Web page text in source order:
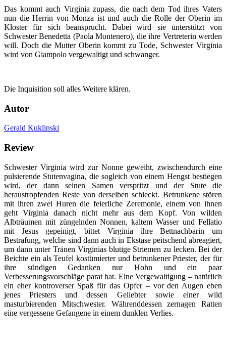
Das kommt auch Virginia zupass, die nach dem Tod ihres Vaters
nun die Herrin von Monza ist und auch die Rolle der Oberin im
Kloster für sich beansprucht. Dabei wird sie unterstützt von
Schwester Benedetta (Paola Montenero), die ihre Vertreterin werden
will. Doch die Mutter Oberin kommt zu Tode, Schwester Virginia
wird von Giampolo vergewaltigt und schwanger.
Die Inquisition soll alles Weitere klären.
Autor
Gerald Kuklinski
Review
Schwester Virginia wird zur Nonne geweiht, zwischendurch eine
pulsierende Stutenvagina, die sogleich von einem Hengst bestiegen
wird, der dann seinen Samen verspritzt und der Stute die
heraustropfenden Reste von derselben schleckt. Betrunkene stören
mit ihren zwei Huren die feierliche Zeremonie, einem von ihnen
geht Virginia danach nicht mehr aus dem Kopf. Von wilden
Albträumen mit züngelnden Nonnen, kaltem Wasser und Fellatio
mit Jesus gepeinigt, bittet Virginia ihre Bettnachbarin um
Bestrafung, welche sind dann auch in Ekstase peitschend abreagiert,
um dann unter Tränen Virginias blutige Striemen zu lecken. Bei der
Beichte ein als Teufel kostümierter und betrunkener Priester, der für
ihre sündigen Gedanken nur Hohn und ein paar
Verbesserungsvorschläge parat hat. Eine Vergewaltigung – natürlich
ein eher kontroverser Spaß für das Opfer – vor den Augen eben
jenes Priesters und dessen Geliebter sowie einer wild
masturbierenden Mitschwester. Währenddessen zernagen Ratten
eine vergessene Gefangene in einem dunklen Verlies.